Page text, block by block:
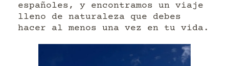
españoles, y encontramos un viaje
lleno de naturaleza que debes
hacer al menos una vez en tu vida.